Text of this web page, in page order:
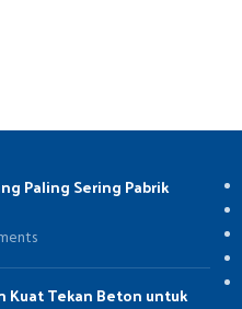
Paling Sering Pabrik
Kuat Tekan Beton untuk